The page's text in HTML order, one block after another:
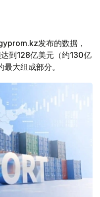
发布的数据，
到128亿美元（约130亿
大组成部分。